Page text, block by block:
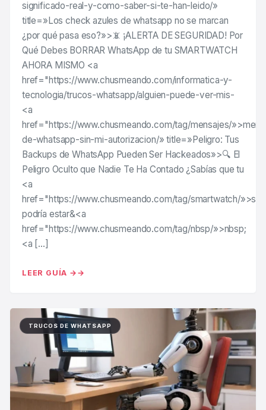
significado-real-y-como-saber-si-te-han-leido/»
title=»Los check azules de whatsapp no se marcan
¿por qué pasa eso?»>📵 ¡ALERTA DE SEGURIDAD! Por
Qué Debes BORRAR WhatsApp de tu SMARTWATCH
AHORA MISMO <a
href="https://www.chusmeando.com/informatica-y-
tecnologia/trucos-whatsapp/alguien-puede-ver-mis-
<a
href="https://www.chusmeando.com/tag/mensajes/
de-whatsapp-sin-mi-autorizacion/» title=»Peligro: Tus
Backups de WhatsApp Pueden Ser Hackeados»>🔍 El
Peligro Oculto que Nadie Te Ha Contado ¿Sabías que tu
<a
href="https://www.chusmeando.com/tag/smartwatch/
podría estar&<a
href="https://www.chusmeando.com/tag/nbsp/»>nbsp;
<a […]
LEER GUÍA →
TRUCOS DE WHATSAPP